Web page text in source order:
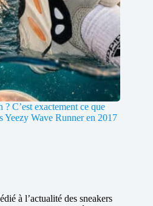
C’est exactement ce que
Yeezy Wave Runner en 2017
à l’actualité des sneakers